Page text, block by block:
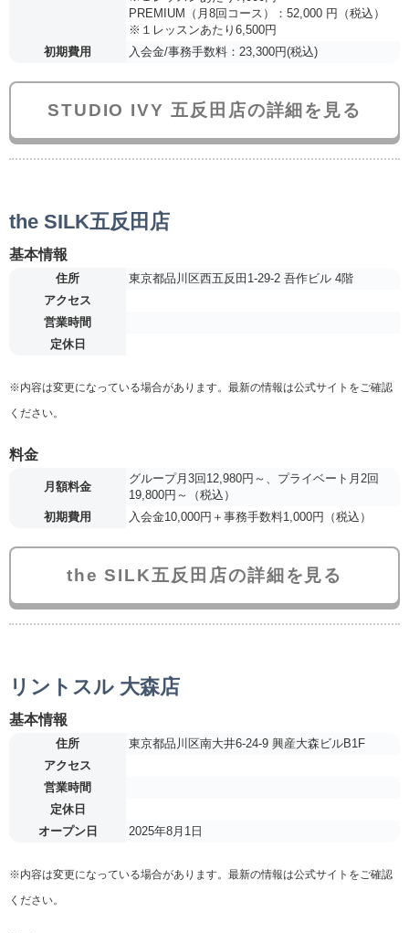
PREMIUM（月8回コース）：52,000 円（税込）
※１レッスンあたり6,500円
初期費用
入会金/事務手数料：23,300円(税込)
STUDIO IVY 五反田店の詳細を見る
the SILK五反田店
基本情報
住所
東京都品川区西五反田1-29-2 吾作ビル 4階
アクセス
営業時間
定休日
※内容は変更になっている場合があります。最新の情報は公式サイトをご確認
ください。
料金
月額料金
グループ月3回12,980円～、プライベート月2回
19,800円～（税込）
初期費用
入会金10,000円＋事務手数料1,000円（税込）
the SILK五反田店の詳細を見る
リントスル 大森店
基本情報
住所
東京都品川区南大井6-24-9 興産大森ビルB1F
アクセス
営業時間
定休日
オープン日
2025年8月1日
※内容は変更になっている場合があります。最新の情報は公式サイトをご確認
ください。